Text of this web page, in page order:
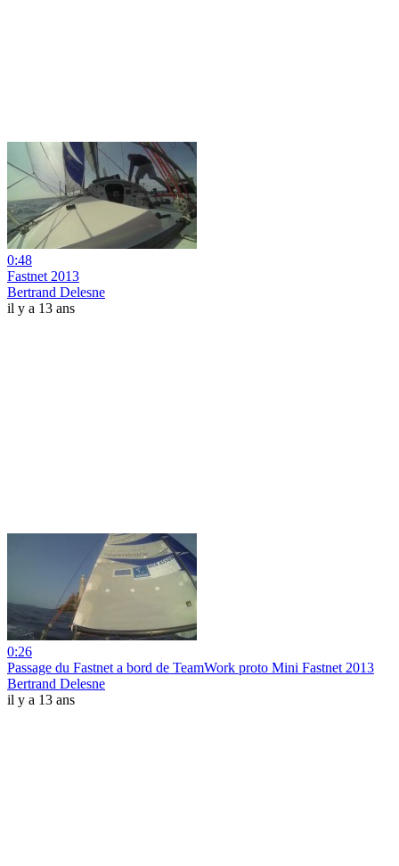
0:48
Fastnet 2013
Bertrand Delesne
il y a 13 ans
0:26
Passage du Fastnet a bord de TeamWork proto Mini Fastnet 2013
Bertrand Delesne
il y a 13 ans